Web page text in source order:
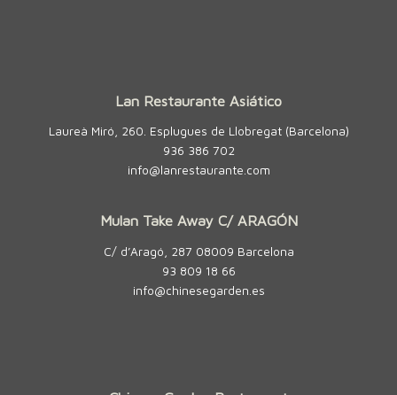
Lan Restaurante Asiático
Laureà Miró, 260. Esplugues de Llobregat (Barcelona)
936 386 702
info@lanrestaurante.com
Mulan Take Away C/ ARAGÓN
C/ d’Aragó, 287 08009 Barcelona
93 809 18 66
info@chinesegarden.es